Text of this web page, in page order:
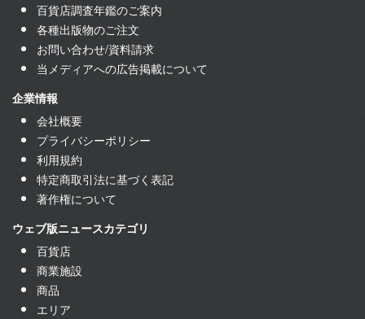
百貨店調査年鑑のご案内
各種出版物のご注文
お問い合わせ/資料請求
当メディアへの広告掲載について
企業情報
会社概要
プライバシーポリシー
利用規約
特定商取引法に基づく表記
著作権について
ウェブ版ニュースカテゴリ
百貨店
商業施設
商品
エリア